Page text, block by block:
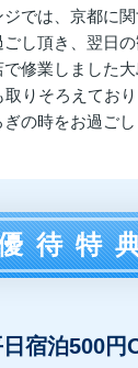
では、京都に
し頂き、翌日
修業しました
りそろえており
の時をお過ごし
待特
宿泊500円